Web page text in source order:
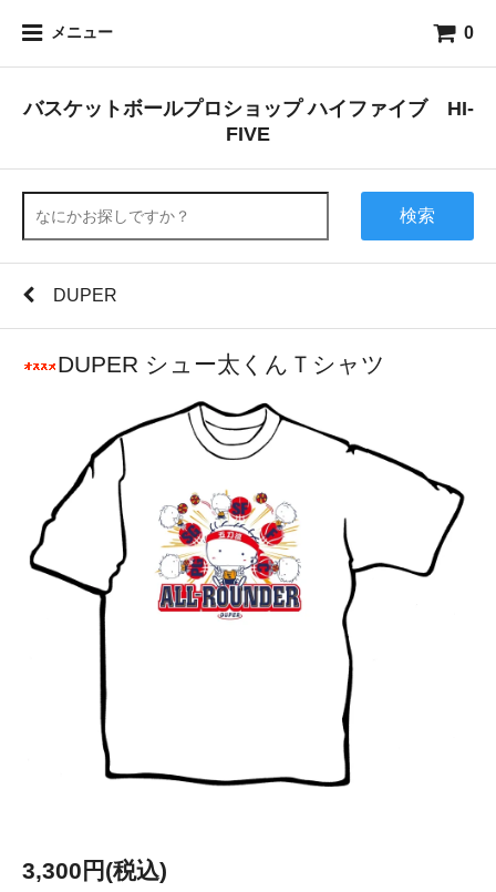
メニュー 0
バスケットボールプロショップ ハイファイブ HI-
FIVE
検索
DUPER
DUPER シュー太くんＴシャツ
3,300円(税込)